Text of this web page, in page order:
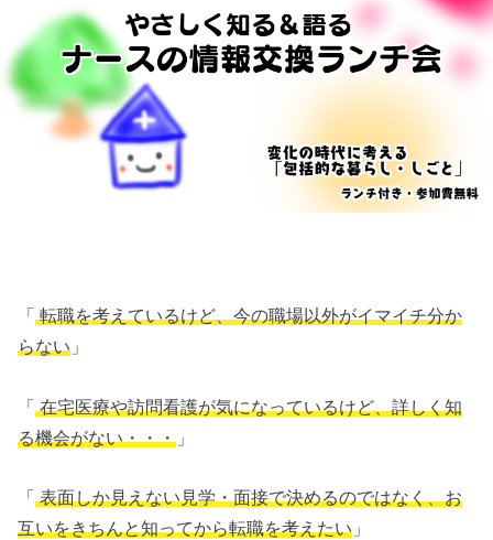
「転職を考えているけど、今の職場以外がイマイチ分か
らない 」
「在宅医療や訪問看護が気になっているけど、詳しく知
る機会がない・・・ 」
「表面しか見えない見学・面接で決めるのではなく、お
互いをきちんと知ってから転職を考えたい 」